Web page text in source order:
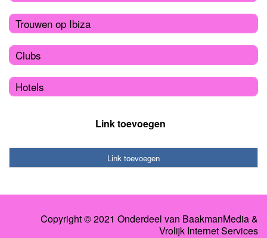
Trouwen op Ibiza
Clubs
Hotels
Link toevoegen
Link toevoegen
Copyright © 2021 Onderdeel van BaakmanMedia&
Vrolijk Internet Services